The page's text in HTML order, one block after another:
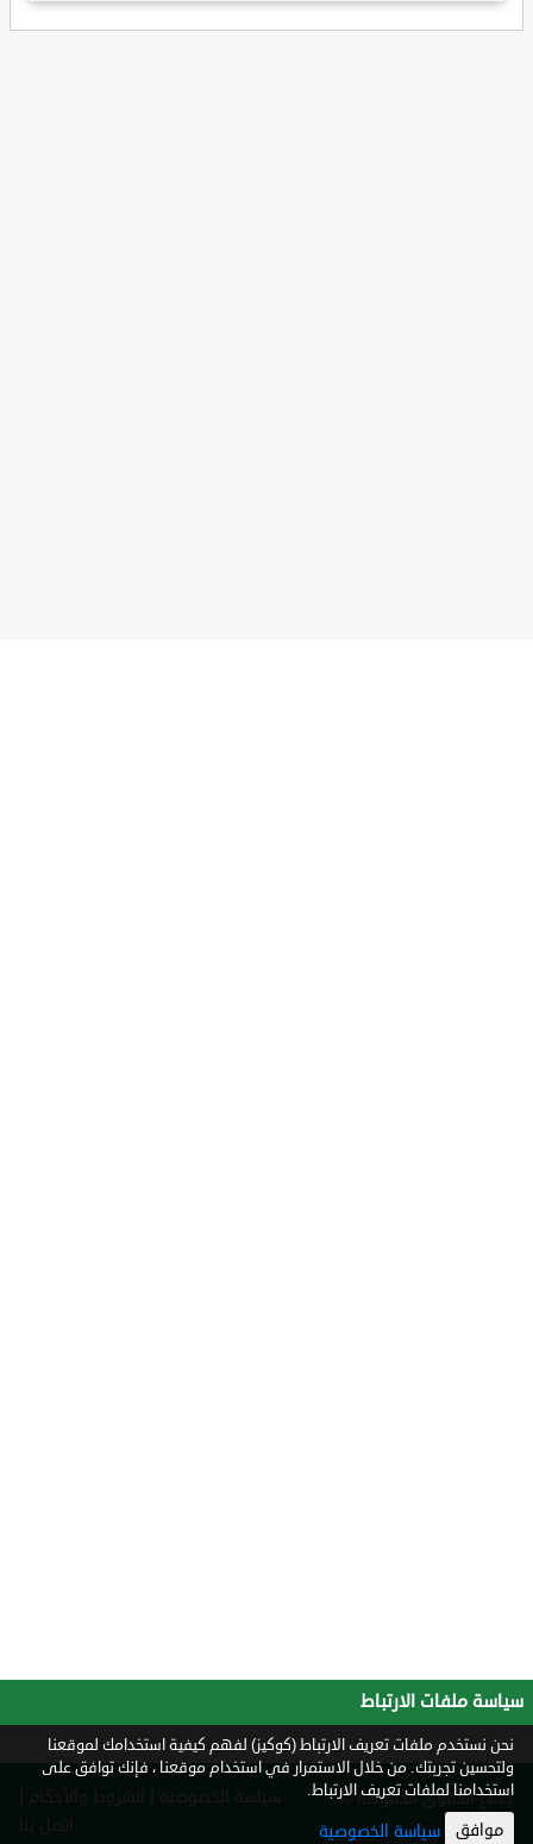
جميع الحقوق محفوظة ©
2026
سياسة ملفات الارتباط
نحن نستخدم ملفات تعريف الارتباط (كوكيز) لفهم كيفية استخدامك لموقعنا
ولتحسين تجربتك. من خلال الاستمرار في استخدام موقعنا ، فإنك توافق على
استخدامنا لملفات تعريف الارتباط.
موافق سياسة الخصوصية